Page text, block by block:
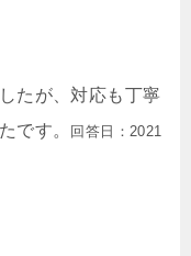
たが、対応も丁寧
です。
回答日：2021